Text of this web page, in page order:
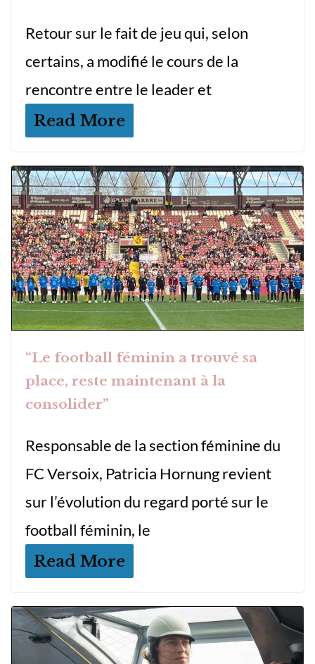
Retour sur le fait de jeu qui, selon
certains, a modifié le cours de la
rencontre entre le leader et
Read More
“Le football féminin a trouvé sa
place, reste maintenant à la
consolider”
Responsable de la section féminine du
FC Versoix, Patricia Hornung revient
sur l’évolution du regard porté sur le
football féminin, le
Read More